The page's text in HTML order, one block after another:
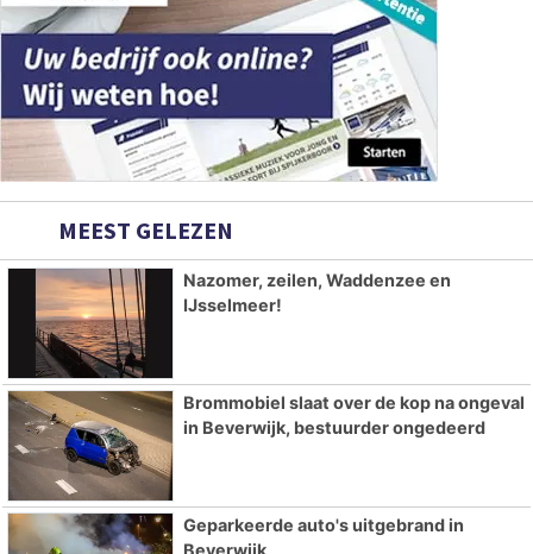
MEEST GELEZEN
Nazomer, zeilen, Waddenzee en
IJsselmeer!
Brommobiel slaat over de kop na ongeval
in Beverwijk, bestuurder ongedeerd
Geparkeerde auto's uitgebrand in
Beverwijk